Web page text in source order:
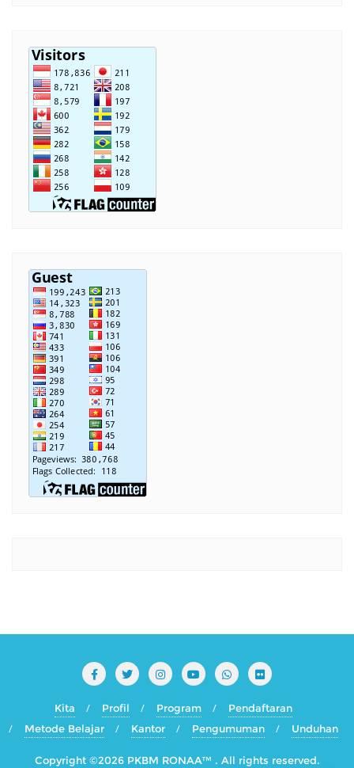
Kita Profil Program
Pendaftaran
Metode Belajar
Kantor Pengumuman Unduhan
Copyright ©2026 PKBM RONAA™ . All rights reserved.